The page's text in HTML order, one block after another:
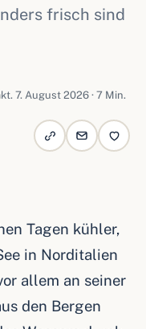
frisch sind
7. August 2026 · 7 Min.
Tagen kühler,
in Norditalien
allem an seiner
den Bergen